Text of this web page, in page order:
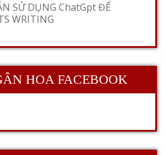
SỬ DỤNG ChatGpt ĐỂ
WRITING
HOA FACEBOOK